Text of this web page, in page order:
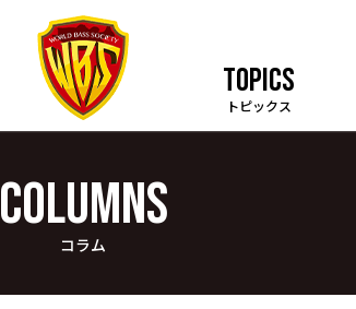
TOPICS
トピックス
COLUMNS
コラム